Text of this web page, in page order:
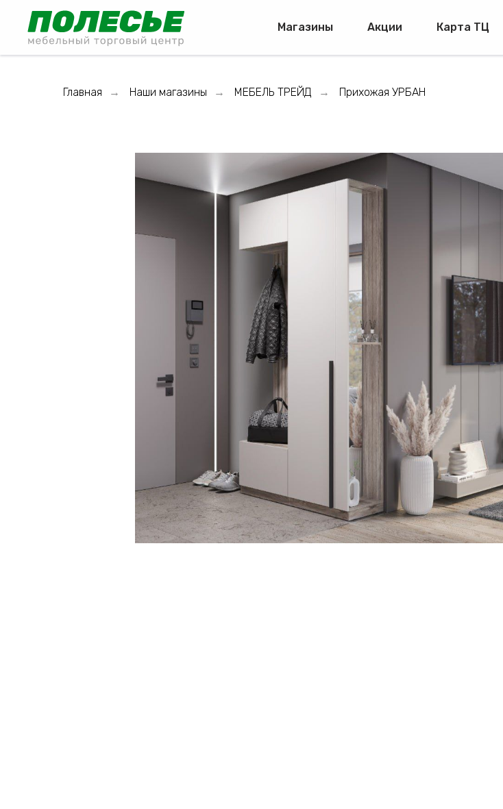
Магазины Акции Карта ТЦ
Главная → Наши магазины → МЕБЕЛЬ ТРЕЙД → Прихожая УРБАН